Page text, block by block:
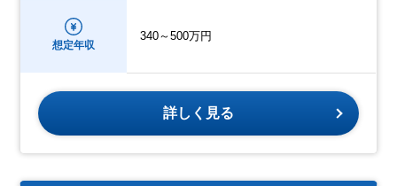
想定年収
340～500万円
詳しく見る